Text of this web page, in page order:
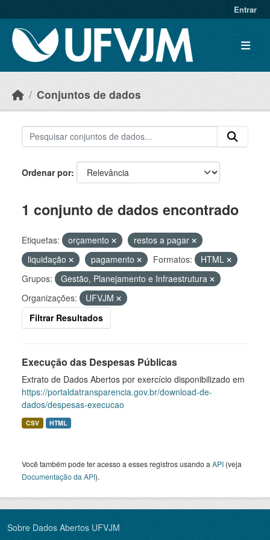
Entrar
Conjuntos de dados
Ordenar por
1 conjunto de dados encontrado
Etiquetas: orçamento
restos a pagar
liquidação
pagamento Formatos:
HTML
Grupos:
Gestão, Planejamento e Infraestrutura
Organizações:
UFVJM
Filtrar Resultados
Execução das Despesas Públicas
Extrato de Dados Abertos por exercício disponibilizado em
https://portaldatransparencia.gov.br/download-de-
dados/despesas-execucao
CSV HTML
Você também pode ter acesso a esses registros usando a API (veja
Documentação da API).
Sobre Dados Abertos UFVJM